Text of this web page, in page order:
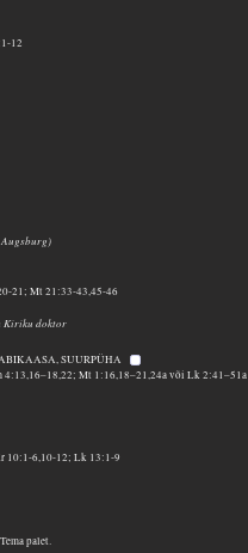
12
21; Mt 21:33-43,45-46
Kiriku doktor
SUURPÜHA
4:13,16–18,22; Mt 1:16,18–21,24a või Lk 2:41–51a
10:1-6,10-12; Lk 13:1-9
palet.